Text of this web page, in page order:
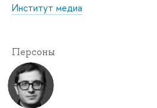
Институт медиа
Персоны